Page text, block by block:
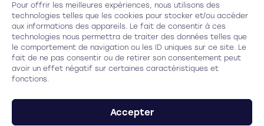
Pour offrir les meilleures expériences, nous utilisons des
technologies telles que les cookies pour stocker et/ou accéder
aux informations des appareils. Le fait de consentir à ces
technologies nous permettra de traiter des données telles que
le comportement de navigation ou les ID uniques sur ce site. Le
fait de ne pas consentir ou de retirer son consentement peut
avoir un effet négatif sur certaines caractéristiques et
fonctions.
Accepter
Legal
Cookies
Privacy policy
HELIX SURGICAL